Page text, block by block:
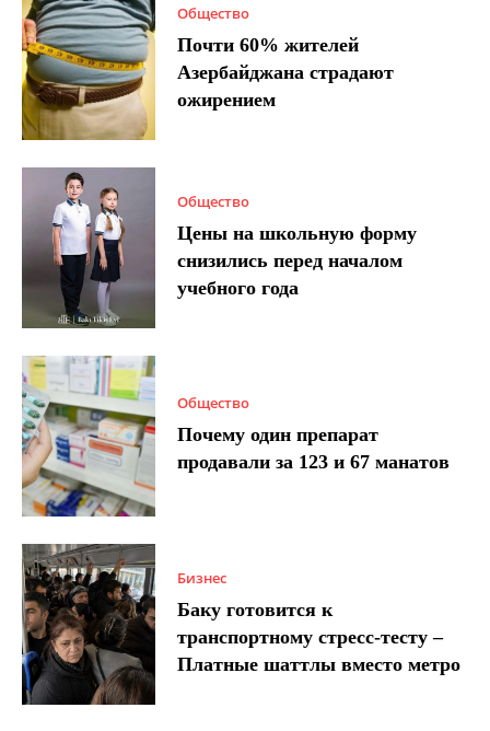
Общество
Почти 60% жителей
Азербайджана страдают
ожирением
Общество
Цены на школьную форму
снизились перед началом
учебного года
Общество
Почему один препарат
продавали за 123 и 67 манатов
Бизнес
Баку готовится к
транспортному стресс-тесту –
Платные шаттлы вместо метро